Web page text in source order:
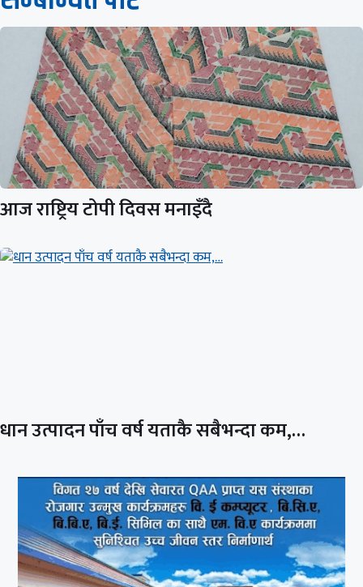
आज राष्ट्रिय टोपी दिवस मनाइँदै
धान उत्पादन पाँच वर्ष यताकै सबैभन्दा कम,…